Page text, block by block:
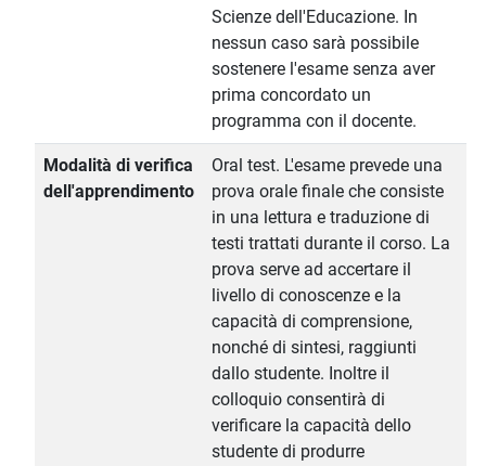
Scienze dell'Educazione. In
nessun caso sarà possibile
sostenere l'esame senza aver
prima concordato un
programma con il docente.
Modalità di verifica
dell'apprendimento
Oral test. L'esame prevede una
prova orale finale che consiste
in una lettura e traduzione di
testi trattati durante il corso. La
prova serve ad accertare il
livello di conoscenze e la
capacità di comprensione,
nonché di sintesi, raggiunti
dallo studente. Inoltre il
colloquio consentirà di
verificare la capacità dello
studente di produrre